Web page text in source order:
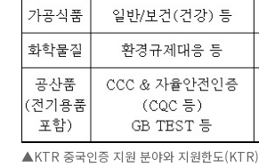
▲KTR 중국인증 지원 분야와 지원한도(KTR)